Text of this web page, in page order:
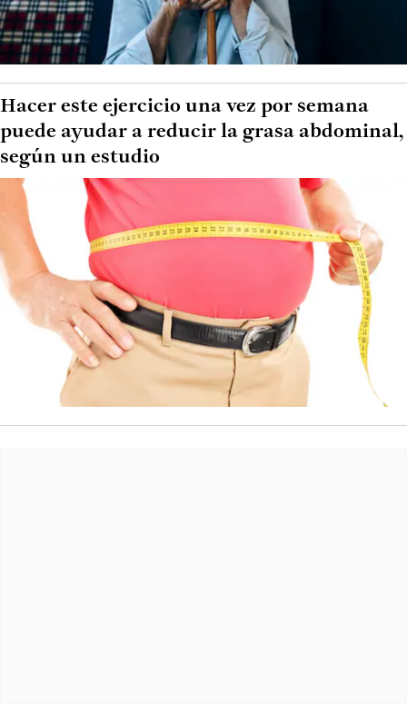
Hacer este ejercicio una vez por semana
puede ayudar a reducir la grasa abdominal,
según un estudio